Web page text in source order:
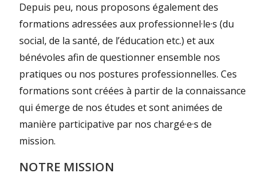
Depuis peu, nous proposons également des
formations adressées aux professionnel·le·s (du
social, de la santé, de l’éducation etc.) et aux
bénévoles afin de questionner ensemble nos
pratiques ou nos postures professionnelles. Ces
formations sont créées à partir de la connaissance
qui émerge de nos études et sont animées de
manière participative par nos chargé·e·s de
mission.
NOTRE MISSION